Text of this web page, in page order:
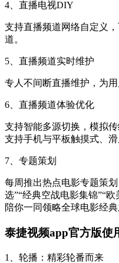
4、直播电视DIY
支持直播频道网络自定义
道。
5、直播频道实时维护
专人不间断直播维护，为
6、直播频道体验优化
支持智能多源切换，模拟
支持手机与平板触摸式、滑
7、专题策划
每周推出热点电影专题策
选”“经典空战电影集锦”“欧
陪你一同领略全球电影经典
泰捷视频app官方版使
1、轮播：精彩轮番而来